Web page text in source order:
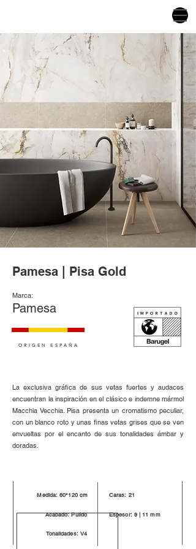
Pamesa | Pisa Gold
Marca:
Pamesa
ORIGEN ESPAÑA
La exclusiva gráfica de sus vetas fuertes y audaces
encuentran la inspiración en el clásico e indemne mármol
Macchia Vecchia. Pisa presenta un cromatismo peculiar,
con un blanco roto y unas finas vetas grises que se ven
envueltas por el encanto de sus tonalidades ámbar y
doradas.
Tonalidades: V4
Espesor: 9 | 11 mm
Acabado: Pulido
Medida: 60*120 cm Caras: 21